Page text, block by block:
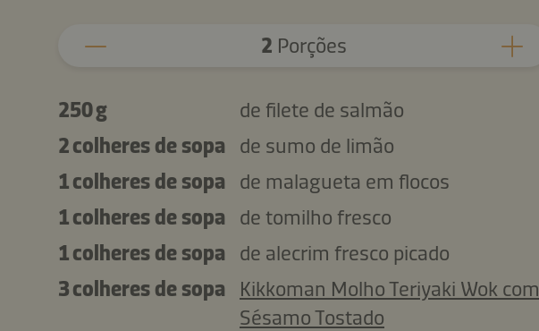
2 Porções
250 g
de filete de salmão
2 colheres de sopa de sumo de limão
1 colheres de sopa de malagueta em flocos
1 colheres de sopa de tomilho fresco
1 colheres de sopa de alecrim fresco picado
3 colheres de sopa
Kikkoman Molho Teriyaki Wok com
Sésamo Tostado